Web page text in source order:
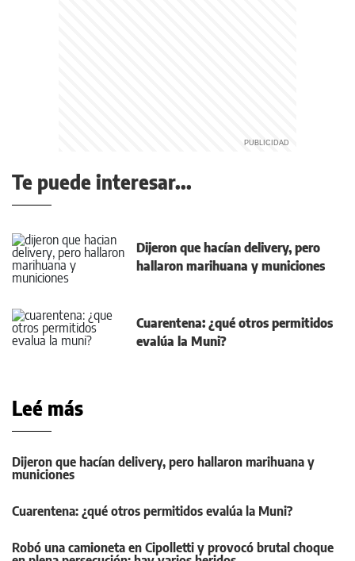
Te puede interesar...
Dijeron que hacían delivery, pero
hallaron marihuana y municiones
Cuarentena: ¿qué otros permitidos
evalúa la Muni?
Leé más
Dijeron que hacían delivery, pero hallaron marihuana y
municiones
Cuarentena: ¿qué otros permitidos evalúa la Muni?
Robó una camioneta en Cipolletti y provocó brutal choque